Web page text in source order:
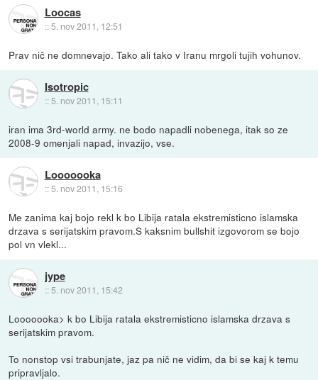
Loocas
::5. nov 2011, 12:51
Prav nič ne domnevajo. Tako ali tako v Iranu mrgoli tujih vohunov.
Isotropic
:: 5. nov 2011, 15:11
iran ima 3rd-world army. ne bodo napadli nobenega, itak so ze
2008-9 omenjali napad, invazijo, vse.
Looooooka
::5. nov 2011, 15:16
Me zanima kaj bojo rekl k bo Libija ratala ekstremisticno islamska
drzava s serijatskim pravom.S kaksnim bullshit izgovorom se bojo
pol vn vlekl...
jype
:: 5. nov 2011, 15:42
Looooooka> k bo Libija ratala ekstremisticno islamska drzava s
serijatskim pravom.
To nonstop vsi trabunjate, jaz pa nič ne vidim, da bi se kaj k temu
pripravljalo.